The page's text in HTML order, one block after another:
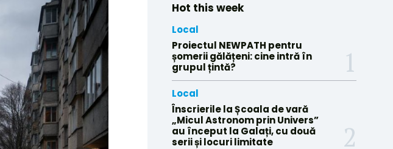
Hot this week
Local
Proiectul NEWPATH pentru
șomerii gălățeni: cine intră în
grupul țintă?
Local
Înscrierile la Școala de vară
„Micul Astronom prin Univers”
au început la Galați, cu două
serii și locuri limitate